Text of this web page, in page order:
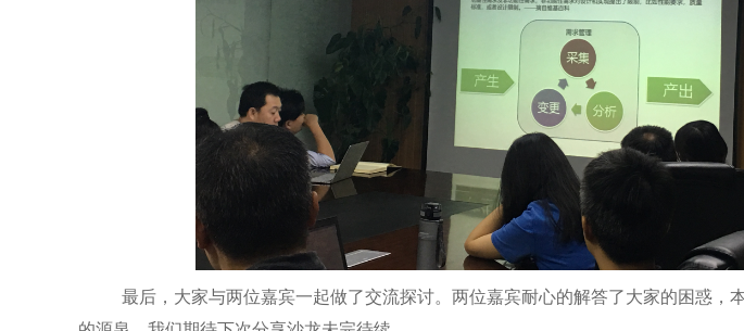
最后，大家与两位嘉宾一起做了交流探讨。两位嘉宾耐心的解答了大家的困惑，